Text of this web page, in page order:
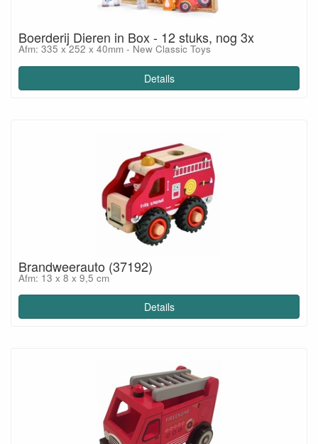
Boerderij Dieren in Box - 12 stuks, nog 3x
Afm: 335 x 252 x 40mm - New Classic Toys
Details
Brandweerauto (37192)
Afm: 13 x 8 x 9,5 cm
Details